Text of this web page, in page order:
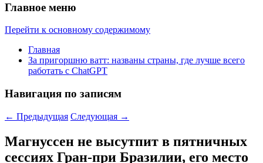
Главное меню
Перейти к основному содержимому
Главная
За пригоршню ватт: названы страны, где лучше всего
работать с ChatGPT
Навигация по записям
← Предыдущая Следующая →
Магнуссен не высутпит в пятничных
сессиях Гран-при Бразилии, его место